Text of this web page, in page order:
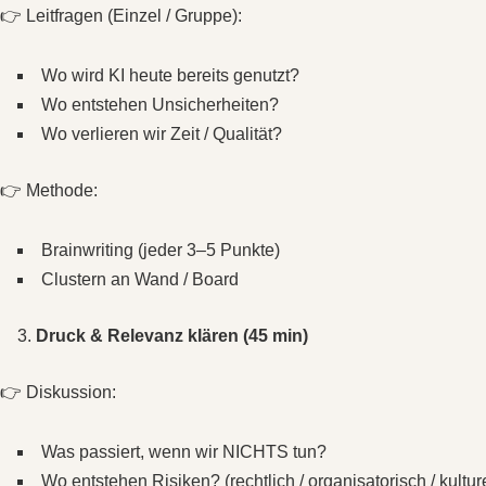
👉 Leitfragen (Einzel / Gruppe):
Wo wird KI heute bereits genutzt?
Wo entstehen Unsicherheiten?
Wo verlieren wir Zeit / Qualität?
👉 Methode:
Brainwriting (jeder 3–5 Punkte)
Clustern an Wand / Board
Druck & Relevanz klären (45 min)
👉 Diskussion:
Was passiert, wenn wir NICHTS tun?
Wo entstehen Risiken? (rechtlich / organisatorisch /